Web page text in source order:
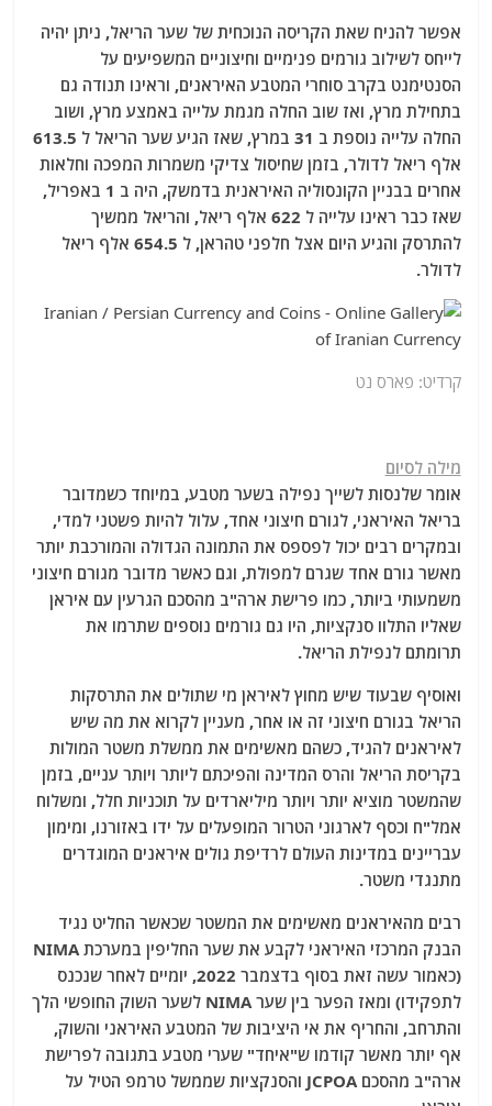
אפשר להניח שאת הקריסה הנוכחית של שער הריאל, ניתן יהיה
לייחס לשילוב גורמים פנימיים וחיצוניים המשפיעים על
הסנטימנט בקרב סוחרי המטבע האיראנים, וראינו תנודה גם
בתחילת מרץ, ואז שוב החלה מגמת עלייה באמצע מרץ, ושוב
החלה עלייה נוספת ב 31 במרץ, שאז הגיע שער הריאל ל 613.5
אלף ריאל לדולר, בזמן שחיסול צדיקי משמרות המפכה וחלאות
אחרים בבניין הקונסוליה האיראנית בדמשק, היה ב 1 באפריל,
שאז כבר ראינו עלייה ל 622 אלף ריאל, והריאל ממשיך
להתרסק והגיע היום אצל חלפני טהראן, ל 654.5 אלף ריאל
לדולר.
קרדיט: פארס נט
מילה לסיום
אומר שלנסות לשייך נפילה בשער מטבע, במיוחד כשמדובר
בריאל האיראני, לגורם חיצוני אחד, עלול להיות פשטני למדי,
ובמקרים רבים יכול לפספס את התמונה הגדולה והמורכבת יותר
מאשר גורם אחד שגרם למפולת, וגם כאשר מדובר מגורם חיצוני
משמעותי ביותר, כמו פרישת ארה"ב מהסכם הגרעין עם איראן
שאליו התלוו סנקציות, היו גם גורמים נוספים שתרמו את
תרומתם לנפילת הריאל.
ואוסיף שבעוד שיש מחוץ לאיראן מי שתולים את התרסקות
הריאל בגורם חיצוני זה או אחר, מעניין לקרוא את מה שיש
לאיראנים להגיד, כשהם מאשימים את ממשלת משטר המולות
בקריסת הריאל והרס המדינה והפיכתם ליותר ויותר עניים, בזמן
שהמשטר מוציא יותר ויותר מיליארדים על תוכניות חלל, ומשלוח
אמל"ח וכסף לארגוני הטרור המופעלים על ידו באזורנו, ומימון
עבריינים במדינות העולם לרדיפת גולים איראנים המוגדרים
מתנגדי משטר.
רבים מהאיראנים מאשימים את המשטר שכאשר החליט נגיד
הבנק המרכזי האיראני לקבע את שער החליפין במערכת NIMA
(כאמור עשה זאת בסוף בדצמבר 2022, יומיים לאחר שנכנס
לתפקידו) ומאז הפער בין שער NIMA לשער השוק החופשי הלך
והתרחב, והחריף את אי היציבות של המטבע האיראני והשוק,
אף יותר מאשר קודמו ש"איחד" שערי מטבע בתגובה לפרישת
ארה"ב מהסכם JCPOA והסנקציות שממשל טרמפ הטיל על